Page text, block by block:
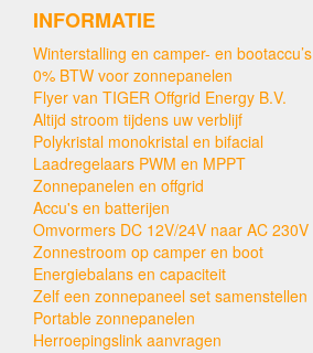
INFORMATIE
Winterstalling en camper- en bootaccu’s
0% BTW voor zonnepanelen
Flyer van TIGER Offgrid Energy B.V.
Altijd stroom tijdens uw verblijf
Polykristal monokristal en bifacial
Laadregelaars PWM en MPPT
Zonnepanelen en offgrid
Accu's en batterijen
Omvormers DC 12V/24V naar AC 230V
Zonnestroom op camper en boot
Energiebalans en capaciteit
Zelf een zonnepaneel set samenstellen
Portable zonnepanelen
Herroepingslink aanvragen